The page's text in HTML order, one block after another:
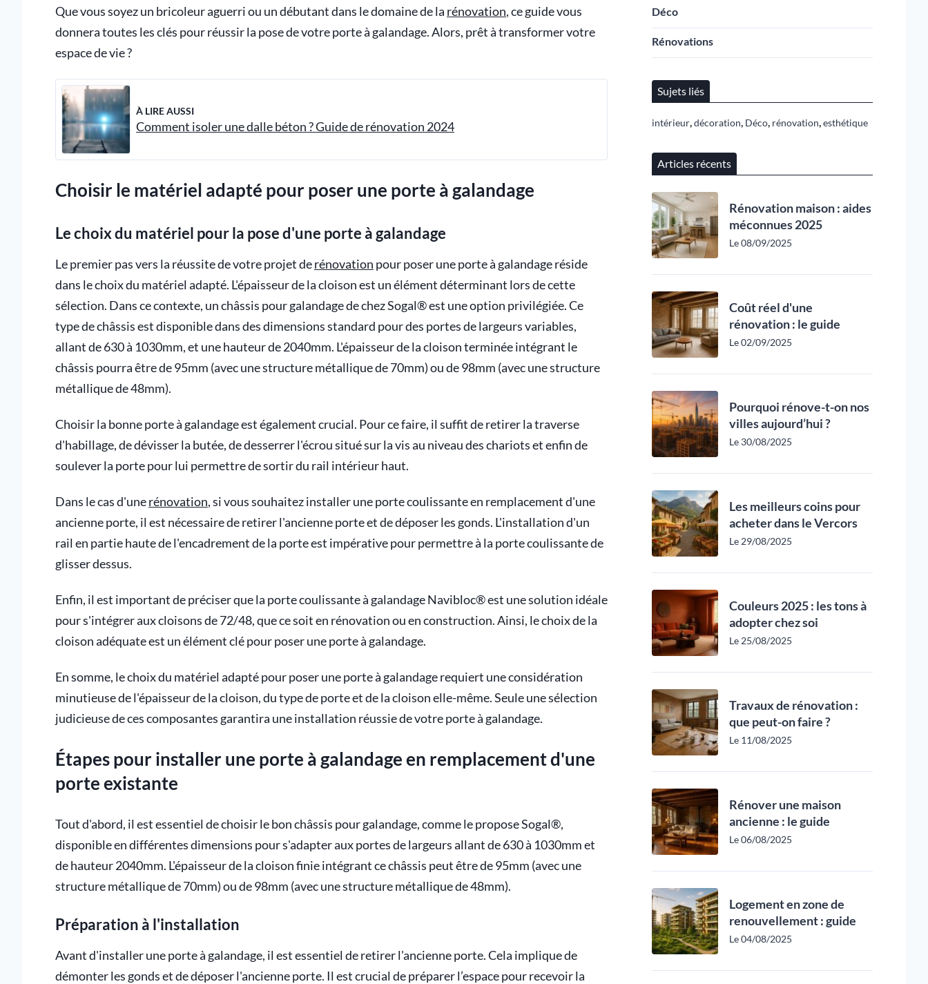
Que vous soyez un bricoleur aguerri ou un débutant dans le domaine de la rénovation, ce guide vous
donnera toutes les clés pour réussir la pose de votre porte à galandage. Alors, prêt à transformer votre
espace de vie ?
À LIRE AUSSI
Comment isoler une dalle béton ? Guide de rénovation 2024
Choisir le matériel adapté pour poser une porte à galandage
Le choix du matériel pour la pose d'une porte à galandage
Le premier pas vers la réussite de votre projet derénovation pour poser une porte à galandage réside
dans le choix du matériel adapté. L'épaisseur de la cloison est un élément déterminant lors de cette
sélection. Dans ce contexte, un châssis pour galandage de chez Sogal® est une option privilégiée. Ce
type de châssis est disponible dans des dimensions standard pour des portes de largeurs variables,
allant de 630 à 1030mm, et une hauteur de 2040mm. L'épaisseur de la cloison terminée intégrant le
châssis pourra être de 95mm (avec une structure métallique de 70mm) ou de 98mm (avec une structure
métallique de 48mm).
Choisir la bonne porte à galandage est également crucial. Pour ce faire, il suffit de retirer la traverse
d'habillage, de dévisser la butée, de desserrer l'écrou situé sur la vis au niveau des chariots et enfin de
soulever la porte pour lui permettre de sortir du rail intérieur haut.
Dans le cas d'unerénovation, si vous souhaitez installer une porte coulissante en remplacement d'une
ancienne porte, il est nécessaire de retirer l'ancienne porte et de déposer les gonds. L'installation d'un
rail en partie haute de l'encadrement de la porte est impérative pour permettre à la porte coulissante de
glisser dessus.
Enfin, il est important de préciser que la porte coulissante à galandage Navibloc® est une solution idéale
pour s'intégrer aux cloisons de 72/48, que ce soit en rénovation ou en construction. Ainsi, le choix de la
cloison adéquate est un élément clé pour poser une porte à galandage.
En somme, le choix du matériel adapté pour poser une porte à galandage requiert une considération
minutieuse de l'épaisseur de la cloison, du type de porte et de la cloison elle-même. Seule une sélection
judicieuse de ces composantes garantira une installation réussie de votre porte à galandage.
Étapes pour installer une porte à galandage en remplacement d'une
porte existante
Tout d'abord, il est essentiel de choisir le bon châssis pour galandage, comme le propose Sogal®,
disponible en différentes dimensions pour s'adapter aux portes de largeurs allant de 630 à 1030mm et
de hauteur 2040mm. L'épaisseur de la cloison finie intégrant ce châssis peut être de 95mm (avec une
structure métallique de 70mm) ou de 98mm (avec une structure métallique de 48mm).
Préparation à l'installation
Avant d'installer une porte à galandage, il est essentiel de retirer l'ancienne porte. Cela implique de
démonter les gonds et de déposer l'ancienne porte. Il est crucial de préparer l’espace pour recevoir la
Déco
Rénovations
Sujets liés
intérieur,décoration, Déco, rénovation,esthétique
Articles récents
Rénovation maison : aides
méconnues 2025
Le 08/09/2025
Coût réel d'une
rénovation : le guide
Le 02/09/2025
Pourquoi rénove-t-on nos
villes aujourd’hui ?
Le 30/08/2025
Les meilleurs coins pour
acheter dans le Vercors
Le 29/08/2025
Couleurs 2025 : les tons à
adopter chez soi
Le 25/08/2025
Travaux de rénovation :
que peut-on faire ?
Le 11/08/2025
Rénover une maison
ancienne : le guide
Le 06/08/2025
Logement en zone de
renouvellement : guide
Le 04/08/2025